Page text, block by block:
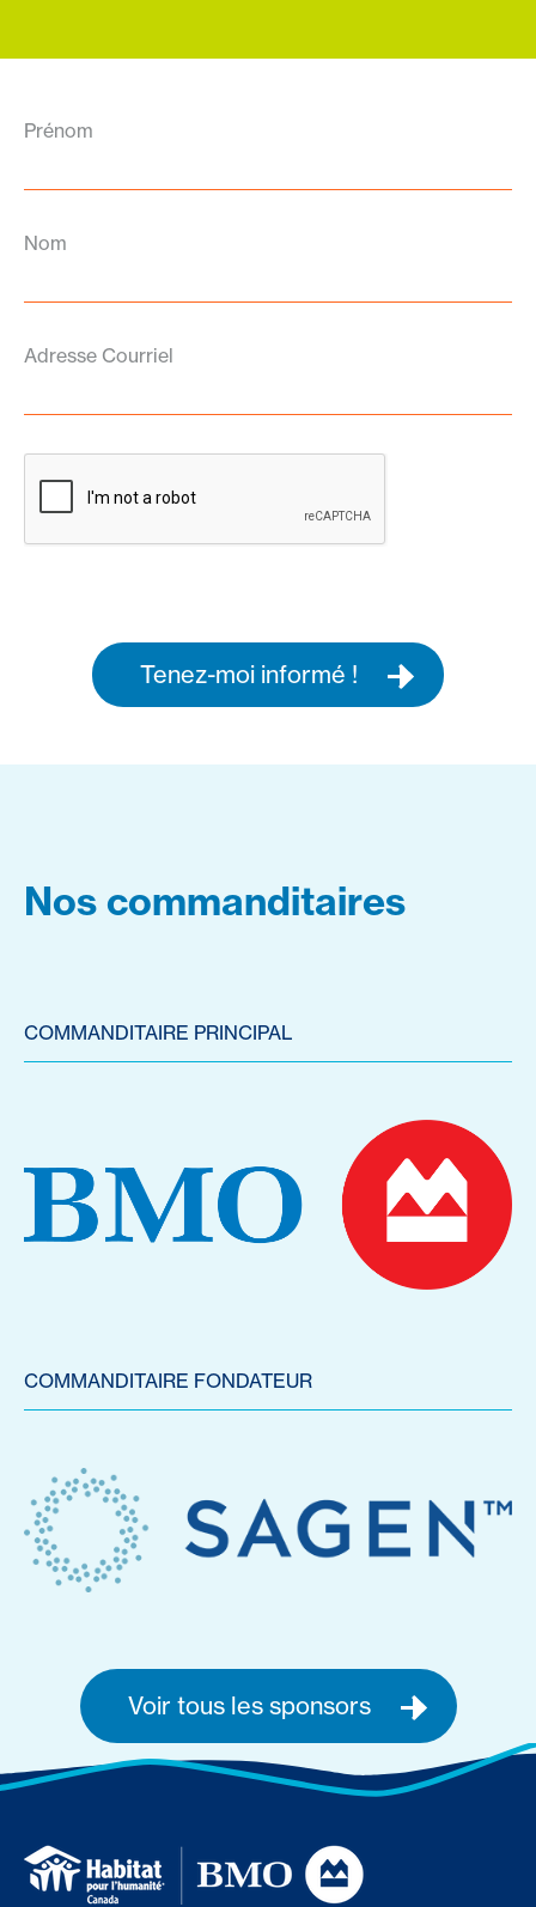
Prénom
Nom
Adresse Courriel
Tenez-moi informé !
Nos commanditaires
COMMANDITAIRE PRINCIPAL
COMMANDITAIRE FONDATEUR
Voir tous les sponsors